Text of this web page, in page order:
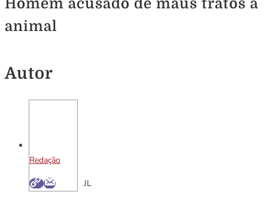
Homem acusado de maus tratos a
animal
Autor
Redação
JL